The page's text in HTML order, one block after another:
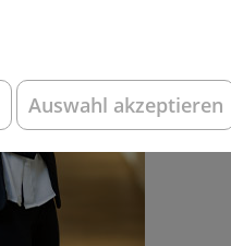
Auswahl akzeptieren